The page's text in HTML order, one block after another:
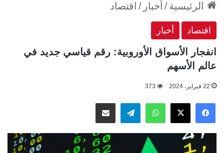
الرئيسية/ أخبار / اقتصاد
اقتصاد أخبار
انفجار الأسواق الأوروبية: رقم قياسي جديد في
عالم الأسهم
22 فبراير، 2024 373
فيسبوك
‫X واتسابتيلقراممشاركة عبر البريد